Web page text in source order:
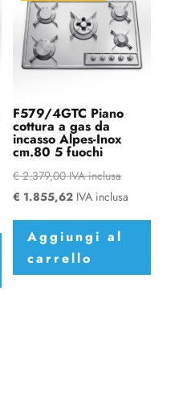
possono
essere
scelte
nella
del
prodotto
F579/4GTC Piano
cottura a gas da
incasso Alpes-Inox
cm.80 5 fuochi
€2.379,00 IVA inclusa
€ 1.855,62 IVA inclusa
Aggiungi al
carrello